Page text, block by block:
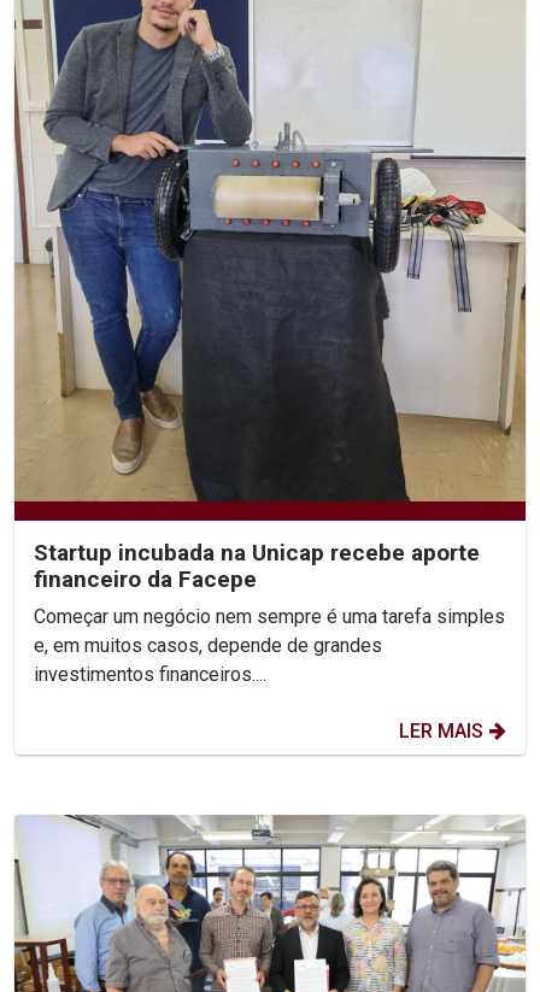
Startup incubada na Unicap recebe aporte
financeiro da Facepe
Começar um negócio nem sempre é uma tarefa simples
e, em muitos casos, depende de grandes
investimentos financeiros....
LER MAIS